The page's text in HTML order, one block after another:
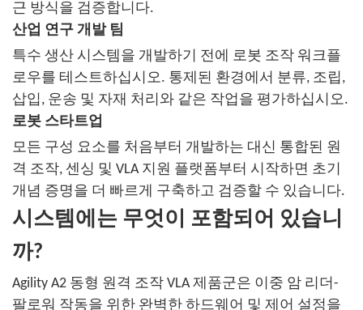
근 방식을 검증합니다.
산업 연구 개발 팀
특수 생산 시스템을 개발하기 전에 로봇 조작 워크플
로우를 테스트하십시오. 통제된 환경에서 분류, 조립,
삽입, 운송 및 자재 처리와 같은 작업을 평가하십시오.
로봇 스타트업
모든 구성 요소를 처음부터 개발하는 대신 통합된 원
격 조작, 센싱 및 VLA 지원 플랫폼부터 시작하면 초기
개념 증명을 더 빠르게 구축하고 검증할 수 있습니다.
시스템에는 무엇이 포함되어 있습니
까?
Agility A2 동형 원격 조작 VLA 제품군은 이중 암 리더-
팔로워 작동을 위한 완벽한 하드웨어 및 제어 설정을